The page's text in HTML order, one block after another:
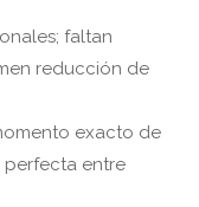
faltan
reducción de
exacto de
perfecta entre